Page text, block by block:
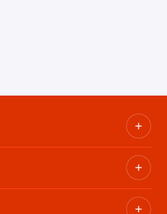
prensa, anuncios de